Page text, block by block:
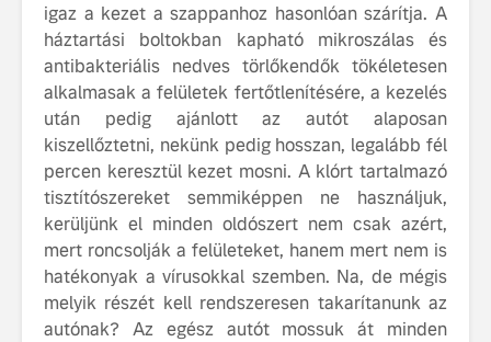
igaz a kezet a szappanhoz hasonlóan szárítja. A
háztartási boltokban kapható mikroszálas és
antibakteriális nedves törlőkendők tökéletesen
alkalmasak a felületek fertőtlenítésére, a kezelés
után pedig ajánlott az autót alaposan
kiszellőztetni, nekünk pedig hosszan, legalább fél
percen keresztül kezet mosni. A klórt tartalmazó
tisztítószereket semmiképpen ne használjuk,
kerüljünk el minden oldószert nem csak azért,
mert roncsolják a felületeket, hanem mert nem is
hatékonyak a vírusokkal szemben. Na, de mégis
melyik részét kell rendszeresen takarítanunk az
autónak? Az egész autót mossuk át minden
A Volvo
Country:
képes,
jut